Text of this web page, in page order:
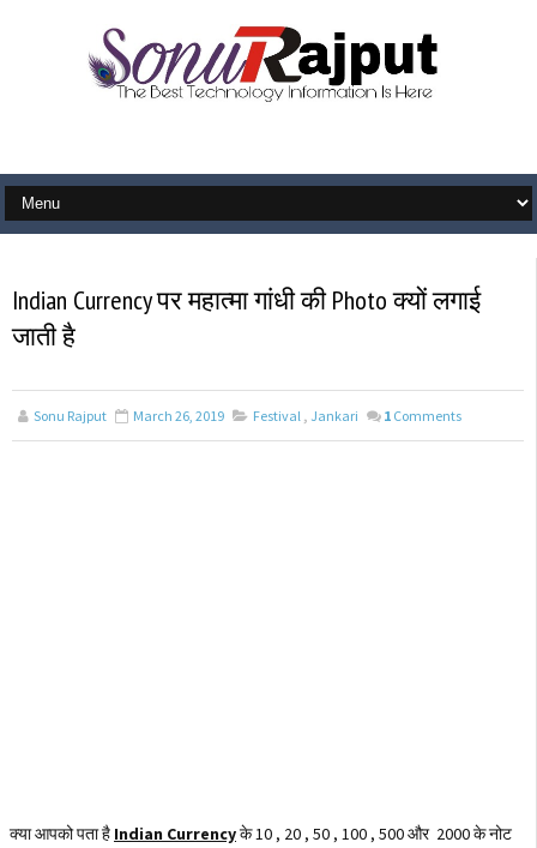
Indian Currency पर महात्मा गांधी की Photo क्यों लगाई
जाती है
Sonu Rajput March 26, 2019 Festival Jankari 1 Comments
क्या आपको पता है Indian Currencyके 10 , 20 , 50 , 100 , 500 और 2000 के नोट